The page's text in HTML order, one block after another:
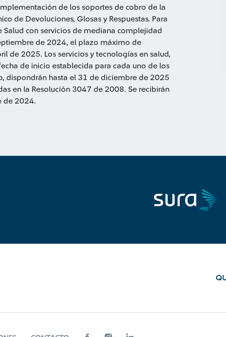
de los soportes de cobro de la
de Devoluciones, Glosas y Respuestas. Para
Salud con servicios de mediana complejidad
de 2024, el plazo máximo de
de 2025. Los servicios y tecnologías en salud,
de inicio establecida para cada uno de los
dispondrán hasta el 31 de diciembre de 2025
en la Resolución 3047 de 2008. Se recibirán
de 2024.